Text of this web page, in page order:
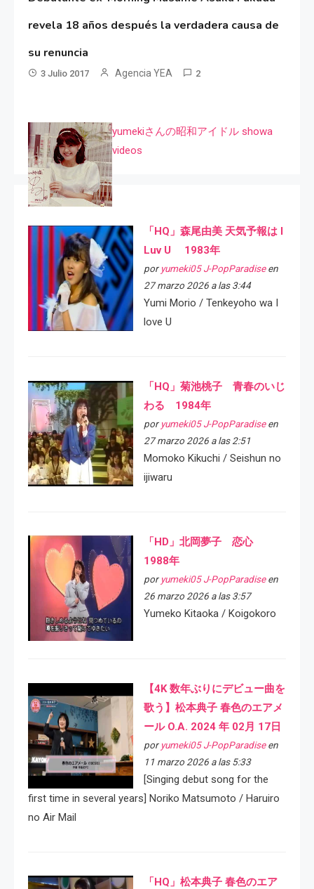
revela 18 años después la verdadera causa de
su renuncia
3 Julio 2017 Agencia YEA 2
yumekiさんの昭和アイドル showa
videos
「HQ」森尾由美 天気予報は I
Luv U 1983年
por yumeki05 J-PopParadiseen
27 marzo 2026 a las 3:44
Yumi Morio / Tenkeyoho wa I
love U
「HQ」菊池桃子 青春のいじ
わる 1984年
por yumeki05 J-PopParadiseen
27 marzo 2026 a las 2:51
Momoko Kikuchi / Seishun no
ijiwaru
「HD」北岡夢子 恋心
1988年
por yumeki05 J-PopParadiseen
26 marzo 2026 a las 3:57
Yumeko Kitaoka / Koigokoro
【4K 数年ぶりにデビュー曲を
歌う】松本典子 春色のエアメ
ール O.A. 2024 年 02月 17日
por yumeki05 J-PopParadiseen
11 marzo 2026 a las 5:33
[Singing debut song for the
first time in several years] Noriko Matsumoto / Haruiro
no Air Mail
「HQ」松本典子 春色のエア